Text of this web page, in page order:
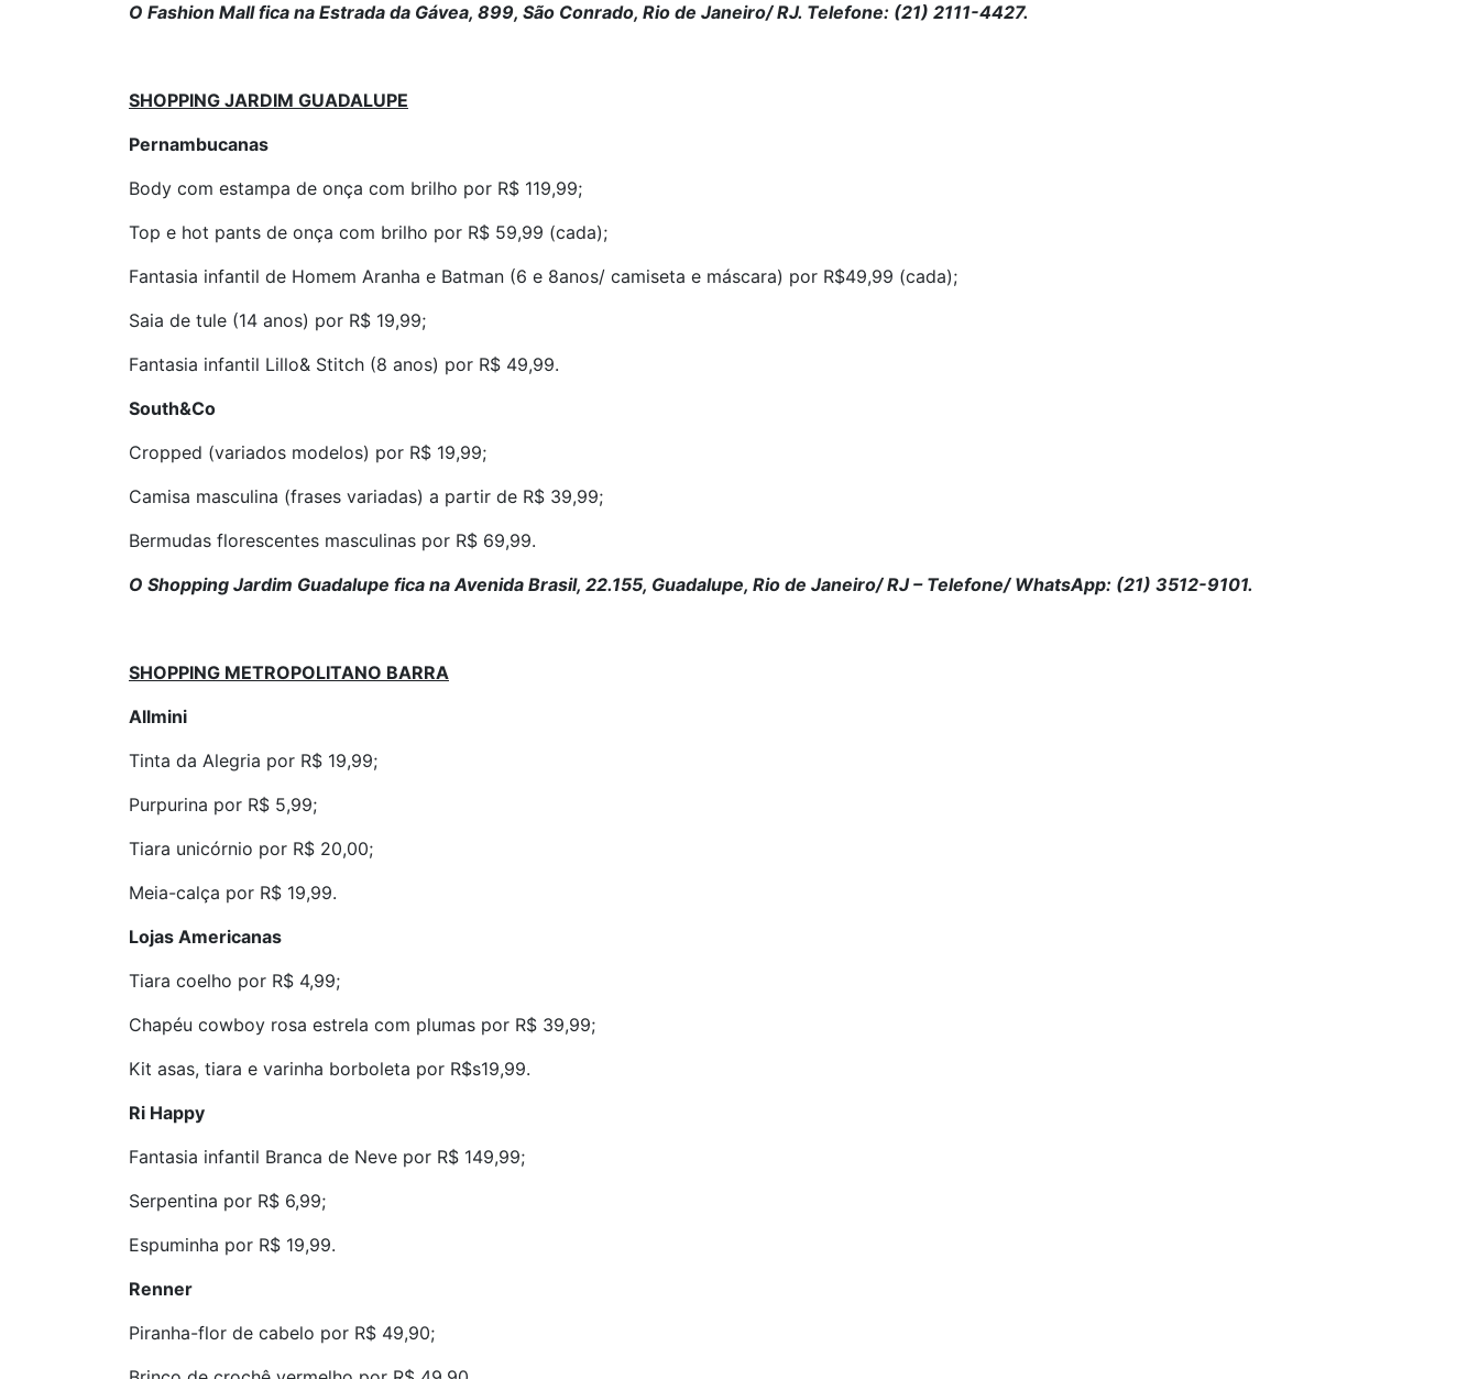
O Fashion Mall fica na Estrada da Gávea, 899, São Conrado, Rio de Janeiro/ RJ. Telefone: (21) 2111-4427.
SHOPPING JARDIM GUADALUPE
Pernambucanas
Body com estampa de onça com brilho por R$ 119,99;
Top e hot pants de onça com brilho por R$ 59,99 (cada);
Fantasia infantil de Homem Aranha e Batman (6 e 8anos/ camiseta e máscara) por R$49,99 (cada);
Saia de tule (14 anos) por R$ 19,99;
Fantasia infantil Lillo& Stitch (8 anos) por R$ 49,99.
South&Co
Cropped (variados modelos) por R$ 19,99;
Camisa masculina (frases variadas) a partir de R$ 39,99;
Bermudas florescentes masculinas por R$ 69,99.
O Shopping Jardim Guadalupe fica na Avenida Brasil, 22.155, Guadalupe, Rio de Janeiro/ RJ – Telefone/ WhatsApp: (21) 3512-9101.
SHOPPING METROPOLITANO BARRA
Allmini
Tinta da Alegria por R$ 19,99;
Purpurina por R$ 5,99;
Tiara unicórnio por R$ 20,00;
Meia-calça por R$ 19,99.
Lojas Americanas
Tiara coelho por R$ 4,99;
Chapéu cowboy rosa estrela com plumas por R$ 39,99;
Kit asas, tiara e varinha borboleta por R$s19,99.
Ri Happy
Fantasia infantil Branca de Neve por R$ 149,99;
Serpentina por R$ 6,99;
Espuminha por R$ 19,99.
Renner
Piranha-flor de cabelo por R$ 49,90;